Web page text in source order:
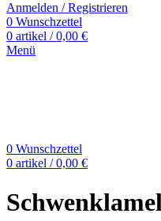
Anmelden / Registrieren
0 Wunschzettel
0 artikel / 0,00 €
Menü
0 Wunschzettel
0 artikel / 0,00 €